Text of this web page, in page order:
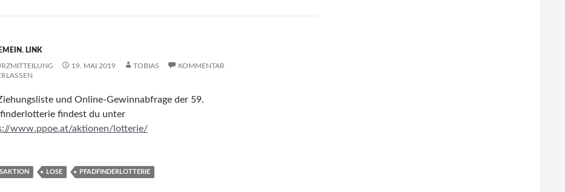
, LINK
19. MAI 2019 TOBIAS
KOMMENTAR
und Online-Gewinnabfrage der 59.
findest du unter
www.ppoe.at/aktionen/lotterie/
LOSE PFADFINDERLOTTERIE